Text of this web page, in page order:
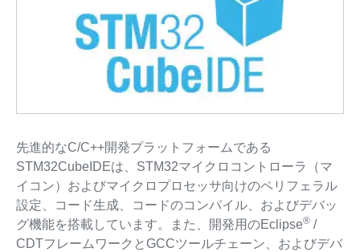
先進的なC/C++開発プラットフォームである
STM32CubeIDEは、STM32マイクロコントローラ（マ
イコン）およびマイクロプロセッサ向けのペリフェラル
設定、コード生成、コードのコンパイル、およびデバッ
グ機能を搭載しています。また、開発用のEclipse®/
CDTフレームワークとGCCツールチェーン、およびデバ